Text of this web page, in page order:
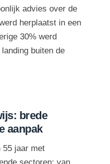
advies over de
herplaatst in een
30% werd
buiten de
brede
aanpak
55 jaar met